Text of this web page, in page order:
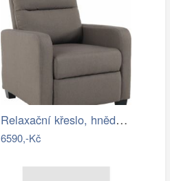
Relaxační křeslo, hnědá, TURNER Mdum
6590,-Kč